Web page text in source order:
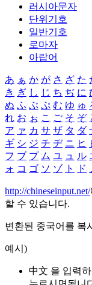
러시아문자
단위기호
일반기호
로마자
아랍어
あ ぁ か が さ ざ た
き ぎ し じ ち ぢ に
ぬ ふ ぶ ぷ む ゆ ゅ
れ お ぉ こ ご そ ぞ
ア ァ カ サ ザ タ ダ
ギ シ ジ チ ヂ ニ ヒ
フ ブ プ ム ユ ュ ル
ォ コ ゴ ソ ゾ ト ド
http://chineseinput.net/
할 수 있습니다.
변환된 중국어를 복
예시)
中文 을 입력